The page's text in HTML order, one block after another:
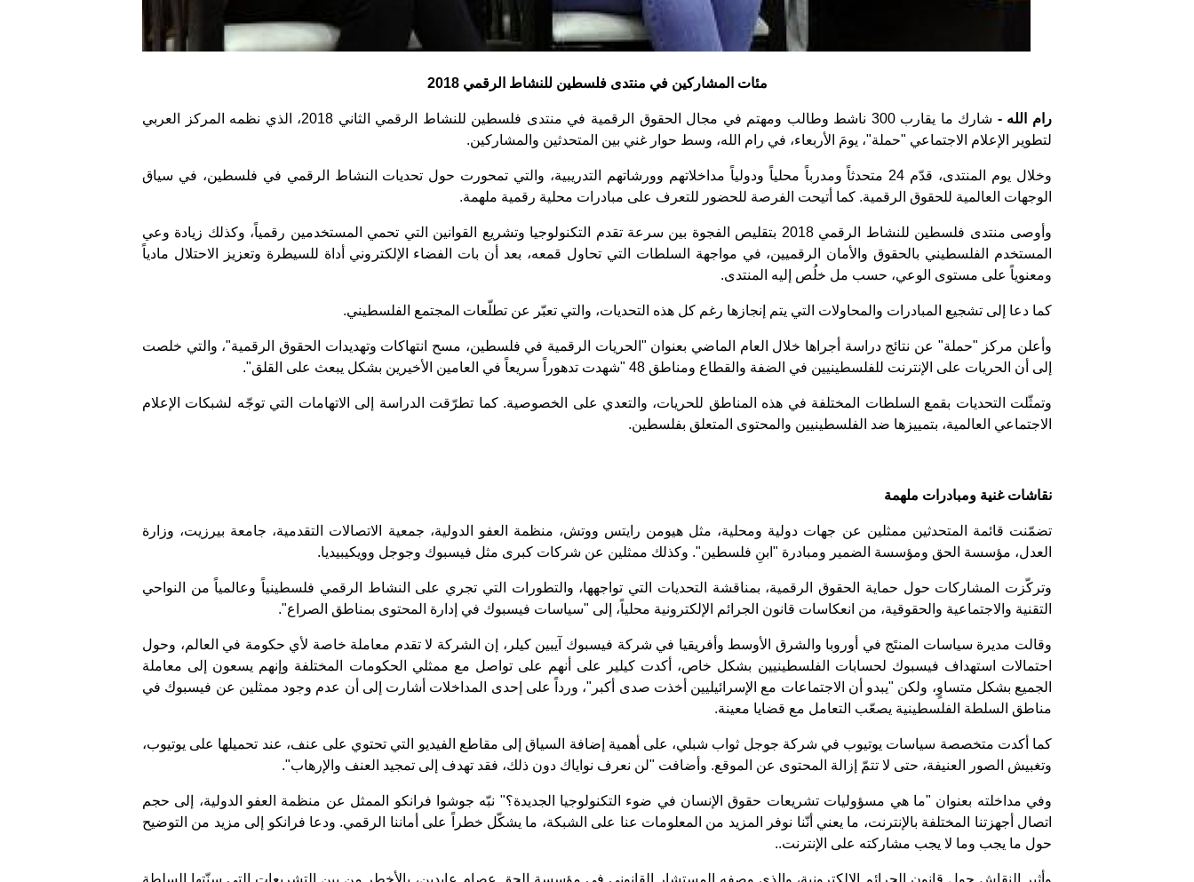
مئات المشاركين في منتدى فلسطين للنشاط الرقمي 2018
رام الله -
شارك ما يقارب 300 ناشط وطالب ومهتم في مجال الحقوق الرقمية في منتدى فلسطين للنشاط الرقمي الثاني 2018، الذي نظمه المركز العربي
لتطوير الإعلام الاجتماعي "حملة"، يومَ الأربعاء، في رام الله، وسط حوار غني بين المتحدثين والمشاركين.
وخلال يوم المنتدى، قدّم 24 متحدثاً ومدرباً محلياً ودولياً مداخلاتهم وورشاتهم التدريبية، والتي تمحورت حول تحديات النشاط الرقمي في فلسطين، في سياق
الوجهات العالمية للحقوق الرقمية. كما أتيحت الفرصة للحضور للتعرف على مبادرات محلية رقمية ملهمة.
وأوصى منتدى فلسطين للنشاط الرقمي 2018 بتقليص الفجوة بين سرعة تقدم التكنولوجيا وتشريع القوانين التي تحمي المستخدمين رقمياً، وكذلك زيادة وعي
المستخدم الفلسطيني بالحقوق والأمان الرقميين، في مواجهة السلطات التي تحاول قمعه، بعد أن بات الفضاء الإلكتروني أداة للسيطرة وتعزيز الاحتلال مادياً
ومعنوياً على مستوى الوعي، حسب مل خلُص إليه المنتدى.
كما دعا إلى تشجيع المبادرات والمحاولات التي يتم إنجازها رغم كل هذه التحديات، والتي تعبّر عن تطلّعات المجتمع الفلسطيني.
وأعلن مركز "حملة" عن نتائج دراسة أجراها خلال العام الماضي بعنوان "الحريات الرقمية في فلسطين، مسح انتهاكات وتهديدات الحقوق الرقمية"، والتي خلصت
إلى أن الحريات على الإنترنت للفلسطينيين في الضفة والقطاع ومناطق 48 "شهدت تدهوراً سريعاً في العامين الأخيرين بشكل يبعث على القلق".
وتمثّلت التحديات بقمع السلطات المختلفة في هذه المناطق للحريات، والتعدي على الخصوصية. كما تطرّقت الدراسة إلى الاتهامات التي توجّه لشبكات الإعلام
الاجتماعي العالمية، بتمييزها ضد الفلسطينيين والمحتوى المتعلق بفلسطين.
نقاشات غنية ومبادرات ملهمة
تضمّنت قائمة المتحدثين ممثلين عن جهات دولية ومحلية، مثل هيومن رايتس ووتش، منظمة العفو الدولية، جمعية الاتصالات التقدمية، جامعة بيرزيت، وزارة
العدل، مؤسسة الحق ومؤسسة الضمير ومبادرة "ابنِ فلسطين". وكذلك ممثلين عن شركات كبرى مثل فيسبوك وجوجل وويكيبيديا.
وتركّزت المشاركات حول حماية الحقوق الرقمية، بمناقشة التحديات التي تواجهها، والتطورات التي تجري على النشاط الرقمي فلسطينياً وعالمياً من النواحي
التقنية والاجتماعية والحقوقية، من انعكاسات قانون الجرائم الإلكترونية محلياً، إلى "سياسات فيسبوك في إدارة المحتوى بمناطق الصراع".
وقالت مديرة سياسات المنتَج في أوروبا والشرق الأوسط وأفريقيا في شركة فيسبوك آيبين كيلر، إن الشركة لا تقدم معاملة خاصة لأي حكومة في العالم، وحول
احتمالات استهداف فيسبوك لحسابات الفلسطينيين بشكل خاص، أكدت كيلير على أنهم على تواصل مع ممثلي الحكومات المختلفة وإنهم يسعون إلى معاملة
الجميع بشكل متساوٍ، ولكن "يبدو أن الاجتماعات مع الإسرائيليين أخذت صدى أكبر"، ورداً على إحدى المداخلات أشارت إلى أن عدم وجود ممثلين عن فيسبوك في
مناطق السلطة الفلسطينية يصعّب التعامل مع قضايا معينة.
كما أكدت متخصصة سياسات يوتيوب في شركة جوجل ثواب شبلي، على أهمية إضافة السياق إلى مقاطع الفيديو التي تحتوي على عنف، عند تحميلها على يوتيوب،
وتغبيش الصور العنيفة، حتى لا تتمّ إزالة المحتوى عن الموقع. وأضافت "لن نعرف نواياك دون ذلك، فقد تهدف إلى تمجيد العنف والإرهاب".
وفي مداخلته بعنوان "ما هي مسؤوليات تشريعات حقوق الإنسان في ضوء التكنولوجيا الجديدة؟" نبّه جوشوا فرانكو الممثل عن منظمة العفو الدولية، إلى حجم
اتصال أجهزتنا المختلفة بالإنترنت، ما يعني أنّنا نوفر المزيد من المعلومات عنا على الشبكة، ما يشكّل خطراً على أماننا الرقمي. ودعا فرانكو إلى مزيد من التوضيح
حول ما يجب وما لا يجب مشاركته على الإنترنت..
وأثير النقاش حول قانون الجرائم الإلكترونية، والذي وصفه المستشار القانوني في مؤسسة الحق عصام عابدين، بالأخطر من بين التشريعات التي سنّتها السلطة